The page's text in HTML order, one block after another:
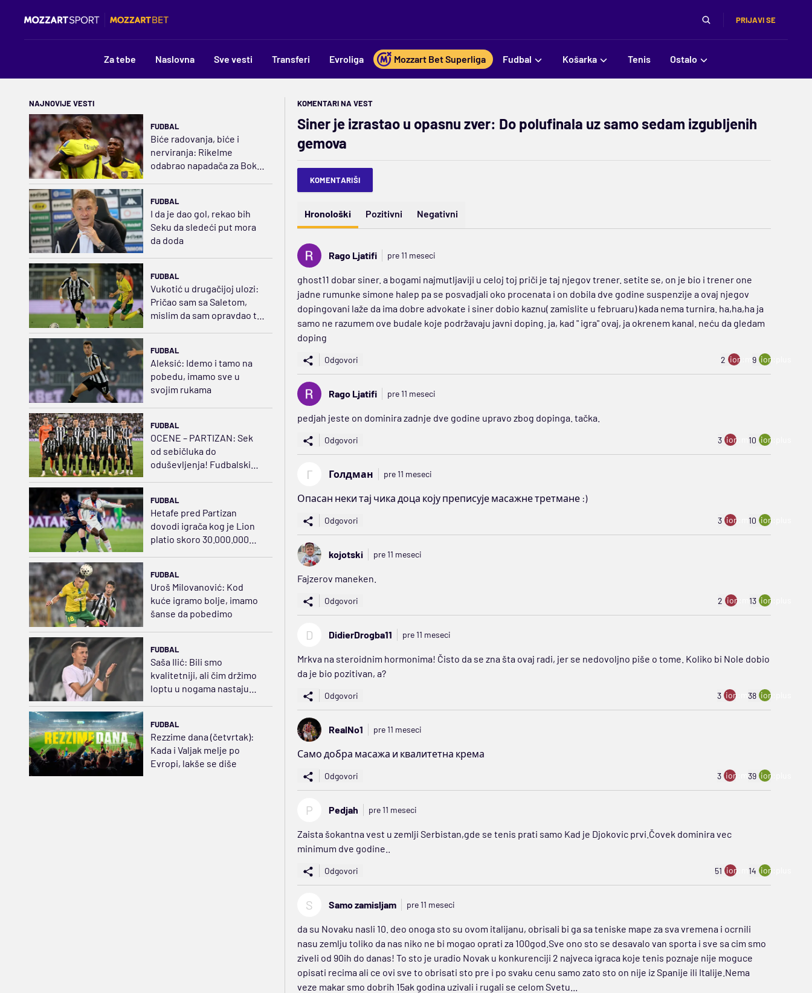
PRIJAVI SE
Za tebe Naslovna Sve vesti Transferi Evroliga Mozzart Bet Superliga Fudbal Košarka Tenis Ostalo
NAJNOVIJE VESTI
FUDBAL
Biće radovanja, biće i
nerviranja: Rikelme
odabrao napadača za Boku
FUDBAL
I da je dao gol, rekao bih
Seku da sledeći put mora
da doda
FUDBAL
Vukotić u drugačijoj ulozi:
Pričao sam sa Saletom,
mislim da sam opravdao tu
FUDBAL
Aleksić: Idemo i tamo na
pobedu, imamo sve u
svojim rukama
FUDBAL
OCENE – PARTIZAN: Sek
od sebičluka do
oduševljenja! Fudbalski
FUDBAL
Hetafe pred Partizan
dovodi igrača kog je Lion
platio skoro 30.000.000
FUDBAL
Uroš Milovanović: Kod
kuće igramo bolje, imamo
šanse da pobedimo
FUDBAL
Saša Ilić: Bili smo
kvalitetniji, ali čim držimo
loptu u nogama nastaju
FUDBAL
Rezzime dana (četvrtak):
Kada i Valjak melje po
Evropi, lakše se diše
KOMENTARI NA VEST
Siner je izrastao u opasnu zver: Do polufinala uz samo sedam izgubljenih
gemova
KOMENTARIŠI
Hronološki Pozitivni Negativni
Rago Ljatifi pre 11 meseci
ghost11 dobar siner. a bogami najmutljaviji u celoj toj priči je taj njegov trener. setite se, on je bio i trener one
jadne rumunke simone halep pa se posvadjali oko procenata i on dobila dve godine suspenzije a ovaj njegov
dopingovani laže da ima dobre advokate i siner dobio kaznu( zamislite u februaru) kada nema turnira. ha,ha,ha ja
samo ne razumem ove budale koje podržavaju javni doping. ja, kad " igra" ovaj, ja okrenem kanal. neću da gledam
doping
Odgovori 2 ion:minus
9 ion:plus
Rago Ljatifi pre 11 meseci
pedjah jeste on dominira zadnje dve godine upravo zbog dopinga. tačka.
Odgovori 3 ion:minus
10 ion:plus
Г Голдман pre 11 meseci
Опасан неки тај чика доца коју преписује масажне третмане :)
Odgovori 3 ion:minus
10 ion:plus
kojotski pre 11 meseci
Fajzerov maneken.
Odgovori 2 ion:minus
13 ion:plus
D DidierDrogba11 pre 11 meseci
Mrkva na steroidnim hormonima! Čisto da se zna šta ovaj radi, jer se nedovoljno piše o tome. Koliko bi Nole dobio
da je bio pozitivan, a?
Odgovori 3 ion:minus
38 ion:plus
RealNo1 pre 11 meseci
Само добра масажа и квалитетна крема
Odgovori 3 ion:minus
39 ion:plus
P Pedjah pre 11 meseci
Zaista šokantna vest u zemlji Serbistan,gde se tenis prati samo Kad je Djokovic prvi.Čovek dominira vec
minimum dve godine..
Odgovori 51 ion:minus
14 ion:plus
S Samo zamisljam pre 11 meseci
da su Novaku nasli 10. deo onoga sto su ovom italijanu, obrisali bi ga sa teniske mape za sva vremena i ocrnili
nasu zemlju toliko da nas niko ne bi mogao oprati za 100god.Sve ono sto se desavalo van sporta i sve sa cim smo
ziveli od 90ih do danas! To sto je uradio Novak u konkurenciji 2 najveca igraca koje tenis poznaje nije moguce
opisati recima ali ce ovi sve to obrisati sto pre i po svaku cenu samo zato sto on nije iz Spanije ili Italije.Nema
veze makar smo dobrih 15ak godina uzivali i rugali se celom Svetu...